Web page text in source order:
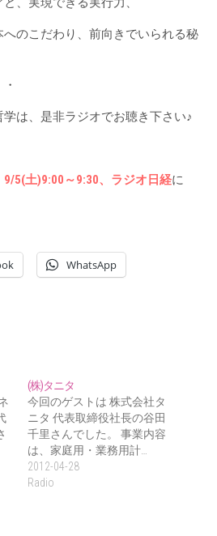
のこだわり、前向きでいられる秘
は、是非ラジオでお聴き下さい♪
9/5(土)9:00～9:30、ラジオ日経に
WhatsApp
(株)タニタ
今回のゲストは 株式会社タ
ニタ 代表取締役社長の谷田
千里さんでした。 事業内容
は、家庭用・業務用計…
2012-04-28
Radio